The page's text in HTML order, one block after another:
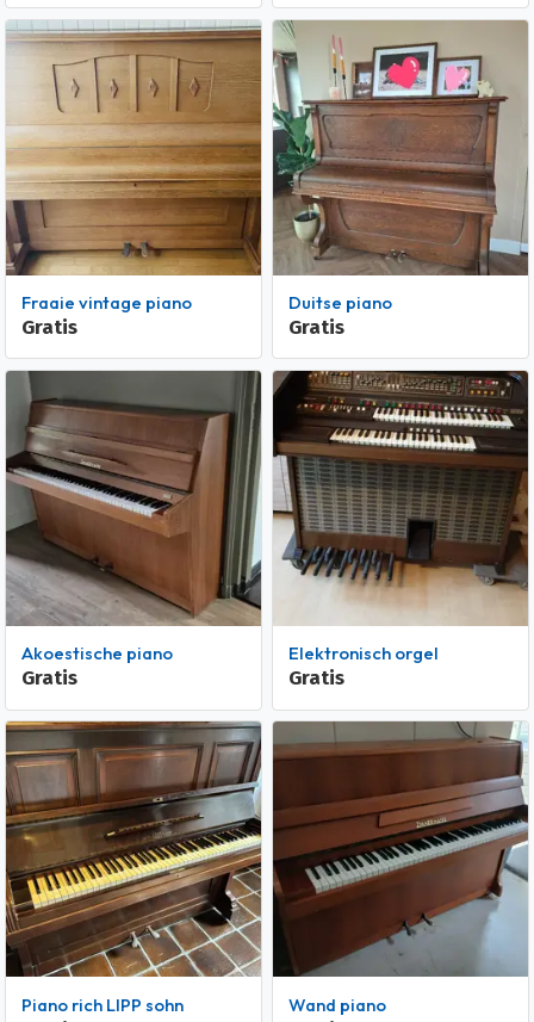
Fraaie vintage piano
Gratis
Duitse piano
Gratis
Akoestische piano
Gratis
Elektronisch orgel
Gratis
Piano rich LIPP sohn
Wand piano